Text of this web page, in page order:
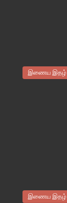
இணைய இதழ்
இணைய இதழ்